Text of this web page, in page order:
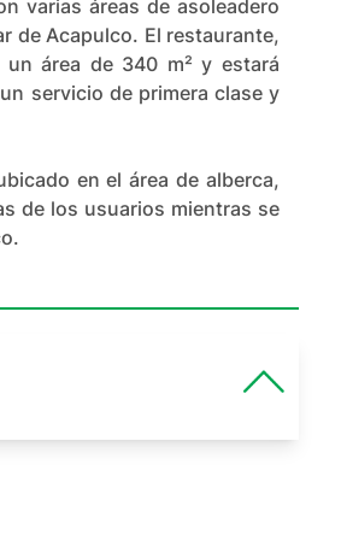
varias áreas de asoleadero
de Acapulco. El restaurante,
área de 340 m² y estará
servicio de primera clase y
en el área de alberca,
de los usuarios mientras se